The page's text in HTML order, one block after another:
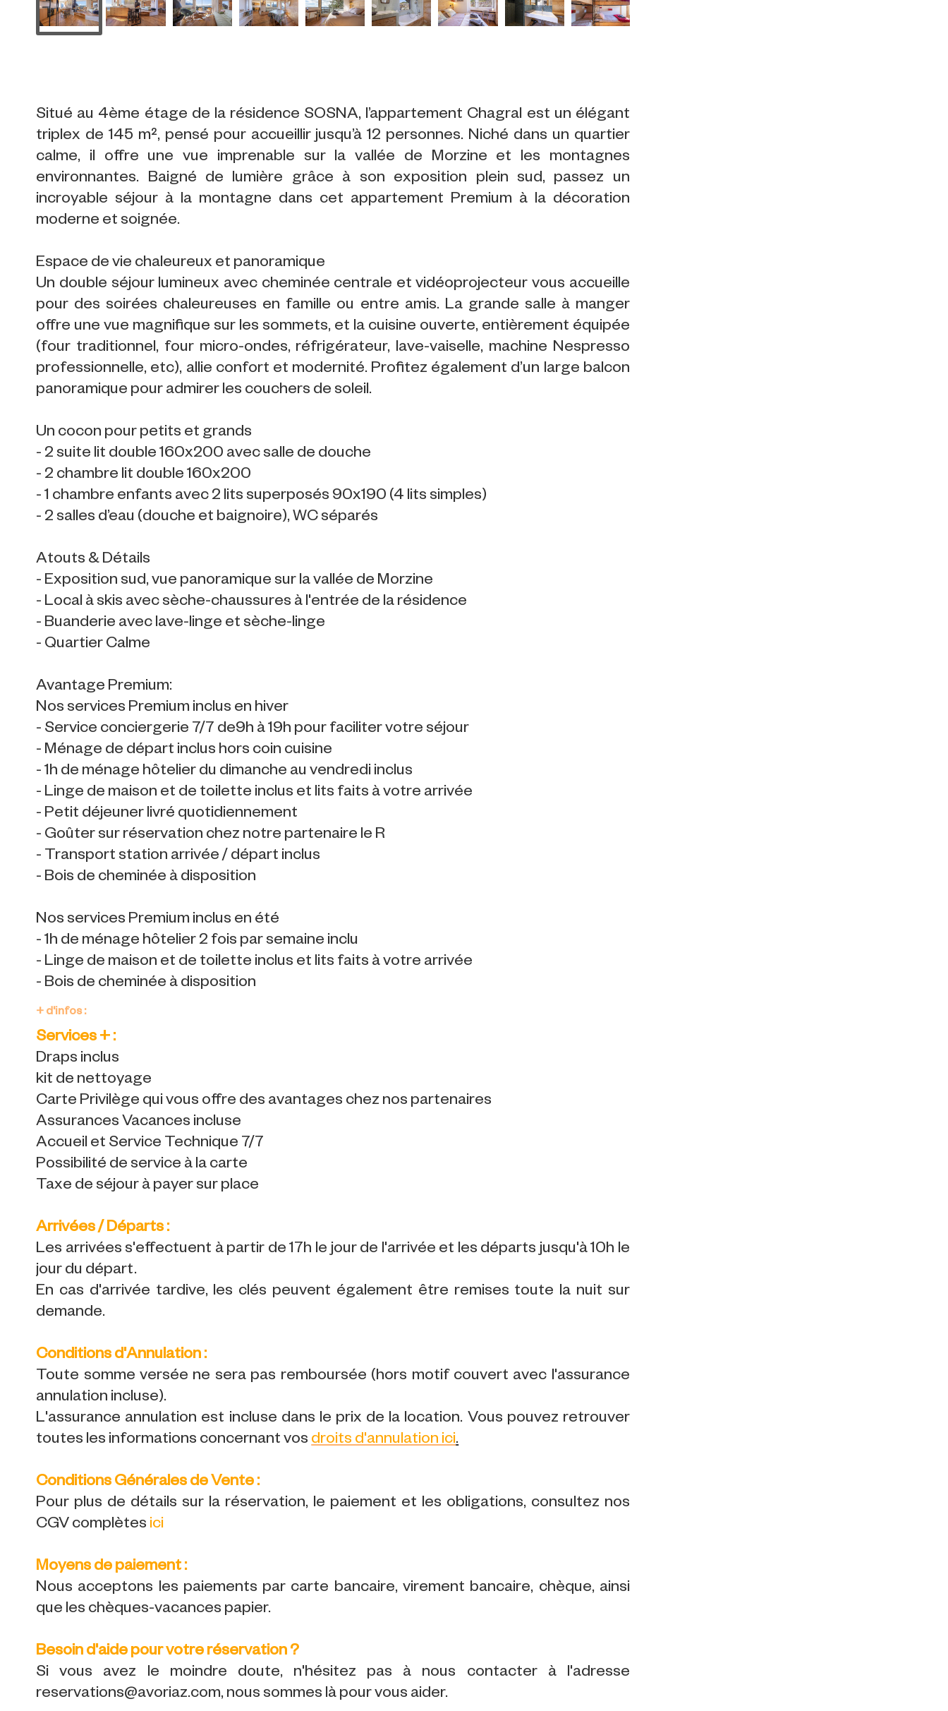
Situé au 4ème étage de la résidence SOSNA, l’appartement Chagral est un élégant
triplex de 145 m², pensé pour accueillir jusqu’à 12 personnes. Niché dans un quartier
calme, il offre une vue imprenable sur la vallée de Morzine et les montagnes
environnantes. Baigné de lumière grâce à son exposition plein sud, passez un
incroyable séjour à la montagne dans cet appartement Premium à la décoration
moderne et soignée.
Espace de vie chaleureux et panoramique
Un double séjour lumineux avec cheminée centrale et vidéoprojecteur vous accueille
pour des soirées chaleureuses en famille ou entre amis. La grande salle à manger
offre une vue magnifique sur les sommets, et la cuisine ouverte, entièrement équipée
(four traditionnel, four micro-ondes, réfrigérateur, lave-vaiselle, machine Nespresso
professionnelle, etc), allie confort et modernité. Profitez également d’un large balcon
panoramique pour admirer les couchers de soleil.
Un cocon pour petits et grands
- 2 suite lit double 160x200 avec salle de douche
- 2 chambre lit double 160x200
- 1 chambre enfants avec 2 lits superposés 90x190 (4 lits simples)
- 2 salles d’eau (douche et baignoire), WC séparés
Atouts & Détails
- Exposition sud, vue panoramique sur la vallée de Morzine
- Local à skis avec sèche-chaussures à l'entrée de la résidence
- Buanderie avec lave-linge et sèche-linge
- Quartier Calme
Avantage Premium:
Nos services Premium inclus en hiver
- Service conciergerie 7/7 de9h à 19h pour faciliter votre séjour
- Ménage de départ inclus hors coin cuisine
- 1h de ménage hôtelier du dimanche au vendredi inclus
- Linge de maison et de toilette inclus et lits faits à votre arrivée
- Petit déjeuner livré quotidiennement
- Goûter sur réservation chez notre partenaire le R
- Transport station arrivée / départ inclus
- Bois de cheminée à disposition
Nos services Premium inclus en été
- 1h de ménage hôtelier 2 fois par semaine inclu
- Linge de maison et de toilette inclus et lits faits à votre arrivée
- Bois de cheminée à disposition
+ d'infos :
Services + :
Draps inclus
kit de nettoyage
Carte Privilège qui vous offre des avantages chez nos partenaires
Assurances Vacances incluse
Accueil et Service Technique 7/7
Possibilité de service à la carte
Taxe de séjour à payer sur place
Arrivées / Départs :
Les arrivées s'effectuent à partir de 17h le jour de l'arrivée et les départs jusqu'à 10h le
jour du départ.
En cas d'arrivée tardive, les clés peuvent également être remises toute la nuit sur
demande.
Conditions d'Annulation :
Toute somme versée ne sera pas remboursée (hors motif couvert avec l'assurance
annulation incluse).
L'assurance annulation est incluse dans le prix de la location. Vous pouvez retrouver
toutes les informations concernant vosdroits d'annulation ici.
Conditions Générales de Vente :
Pour plus de détails sur la réservation, le paiement et les obligations, consultez nos
CGV complètes ici
Moyens de paiement :
Nous acceptons les paiements par carte bancaire, virement bancaire, chèque, ainsi
que les chèques-vacances papier.
Besoin d'aide pour votre réservation ?
Si vous avez le moindre doute, n'hésitez pas à nous contacter à l'adresse
reservations@avoriaz.com, nous sommes là pour vous aider.